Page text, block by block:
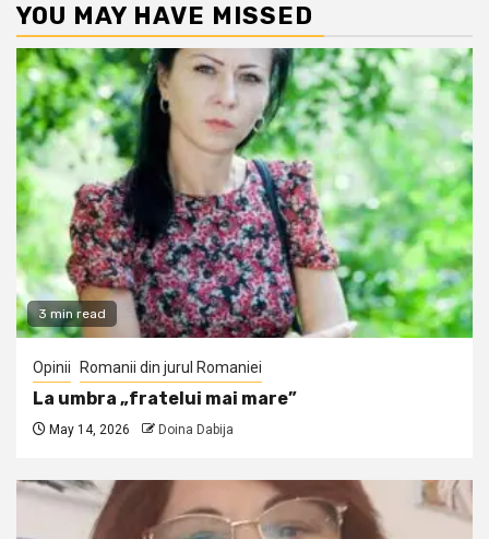
YOU MAY HAVE MISSED
3 min read
Opinii Romanii din jurul Romaniei
La umbra „fratelui mai mare”
May 14, 2026 Doina Dabija